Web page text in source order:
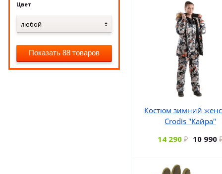
Цвет
любой
Показать 88 товаров
Костюм зимний
Crodis "Кайра"
14 290
10 990